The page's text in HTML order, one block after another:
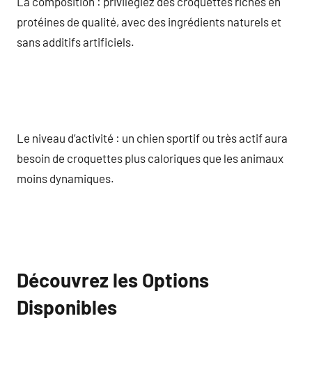
protéines de qualité, avec des ingrédients naturels et
sans additifs artificiels.
Le niveau d’activité : un chien sportif ou très actif aura
besoin de croquettes plus caloriques que les animaux
moins dynamiques.
Découvrez les Options
Disponibles